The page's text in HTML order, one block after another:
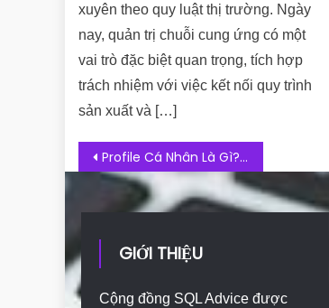
xuyên theo quy luật thị trường. Ngày
nay, quản trị chuỗi cung ứng có một
vai trò đặc biệt quan trọng, tích hợp
trách nhiệm với việc kết nối quy trình
sản xuất và […]
Post navigation
Profile Cá Nhân Là Gì? Tầm Quan Trọng Của Profile Cá Nhân
GIỚI THIỆU
Cộng đồng SQL Advice được